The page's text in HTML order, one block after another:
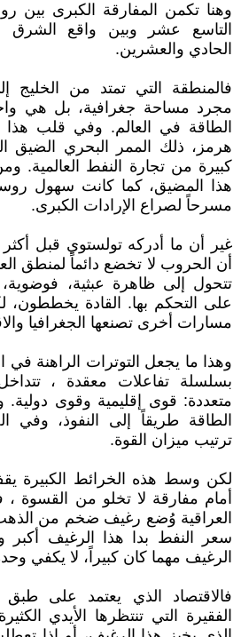
وهنا تكمن المفارقة الكبرى بين
التاسع عشر وبين واقع
الحادي والعشرين.
فالمنطقة التي تمتد من
مجرد مساحة جغرافية، بل هي
الطاقة في العالم. وفي قلب
هرمز، ذلك الممر البحري الضيق
كبيرة من تجارة النفط العالمية.
هذا المضيق، كما كانت سهول
مسرحاً لصراع الإرادات الكبرى.
غير أن ما أدركه تولستوي قبل
أن الحروب لا تخضع دائماً لمنطق
تتحول إلى ظاهرة عبثية، فوضوية،
على التحكم بها. القادة يخططون،
مسارات أخرى تصنعها الجغرافيا
وهذا ما يجعل التوترات الراهنة
بسلسلة تفاعلات معقدة ،
متعددة: قوى إقليمية وقوى
الطاقة طريقاً إلى النفوذ، وفي
ترتيب ميزان القوة.
لكن وسط هذه الخرائط الكبيرة
أمام مفارقة لا تخلو من القسوة
العراقية وُضع رغيف ضخم من الذهب
سعر النفط بدا هذا الرغيف أكبر
الرغيف مهما كان كبيراً، لا يكفي
فالاقتصاد الذي يعتمد على طبق
الفقيرة التي تنتظرها الأيدي